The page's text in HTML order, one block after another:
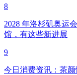
8
2028 年洛杉矶奥运
馆，有这些新进展
9
今日消费资讯：茶